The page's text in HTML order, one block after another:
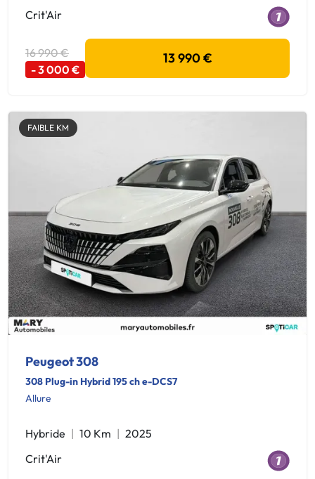
Crit'Air
16 990 €
- 3 000 €
13 990 €
FAIBLE KM
Peugeot 308
308 Plug-in Hybrid 195 ch e-DCS7
Allure
Hybride 10 Km
2025
Crit'Air